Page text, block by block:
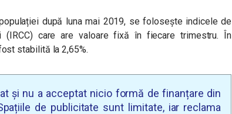
după luna mai 2019, se folosește indicele de
care are valoare fixă în fiecare trimestru. În
stabilită la 2,65%.
și nu a acceptat nicio formă de finanțare din
de publicitate sunt limitate, iar reclama